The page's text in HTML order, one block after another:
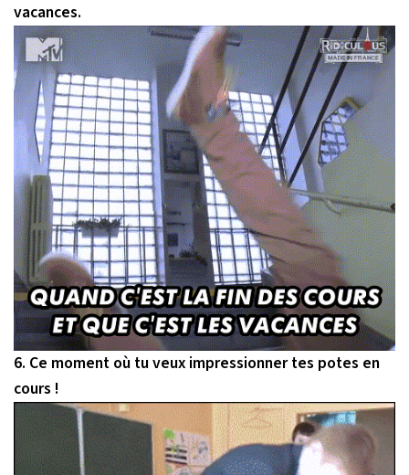
vacances.
6. Ce moment où tu veux impressionner tes potes en
cours !